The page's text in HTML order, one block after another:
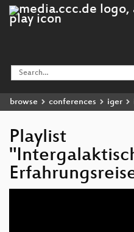
browse conferences iger
Playlist